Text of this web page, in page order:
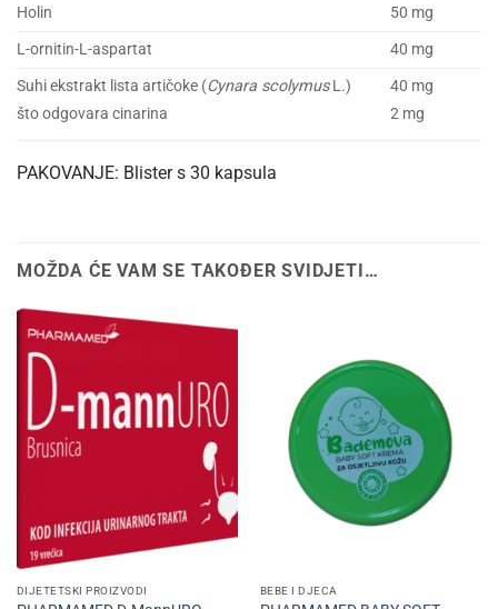
Holin
50 mg
L-ornitin-L-aspartat
40 mg
Suhi ekstrakt lista artičoke (Cynara scolymusL.)
što odgovara cinarina
40 mg
2 mg
PAKOVANJE: Blister s 30 kapsula
MOŽDA ĆE VAM SE TAKOĐER SVIDJETI…
DIJETETSKI PROIZVODI BEBE I DJECA